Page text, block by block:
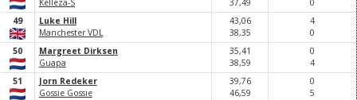
Kelleza-S
37,49
0
49
Luke Hill
Manchester VDL
43,06
38,35
4
0
50
Margreet Dirksen
Guapa
35,41
38,59
0
4
51
Jorn Redeker
Gossie Gossie
39,76
46,59
0
5